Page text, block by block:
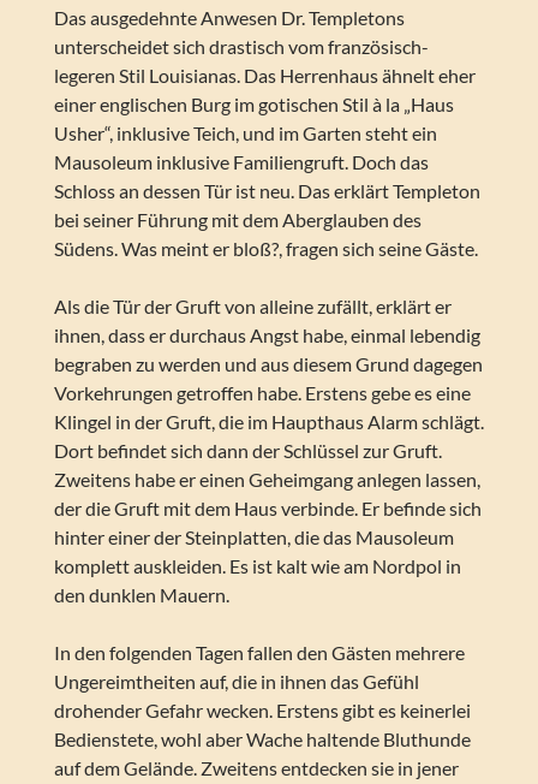
Das ausgedehnte Anwesen Dr. Templetons
unterscheidet sich drastisch vom französisch-
legeren Stil Louisianas. Das Herrenhaus ähnelt eher
einer englischen Burg im gotischen Stil à la „Haus
Usher“, inklusive Teich, und im Garten steht ein
Mausoleum inklusive Familiengruft. Doch das
Schloss an dessen Tür ist neu. Das erklärt Templeton
bei seiner Führung mit dem Aberglauben des
Südens. Was meint er bloß?, fragen sich seine Gäste.
Als die Tür der Gruft von alleine zufällt, erklärt er
ihnen, dass er durchaus Angst habe, einmal lebendig
begraben zu werden und aus diesem Grund dagegen
Vorkehrungen getroffen habe. Erstens gebe es eine
Klingel in der Gruft, die im Haupthaus Alarm schlägt.
Dort befindet sich dann der Schlüssel zur Gruft.
Zweitens habe er einen Geheimgang anlegen lassen,
der die Gruft mit dem Haus verbinde. Er befinde sich
hinter einer der Steinplatten, die das Mausoleum
komplett auskleiden. Es ist kalt wie am Nordpol in
den dunklen Mauern.
In den folgenden Tagen fallen den Gästen mehrere
Ungereimtheiten auf, die in ihnen das Gefühl
drohender Gefahr wecken. Erstens gibt es keinerlei
Bedienstete, wohl aber Wache haltende Bluthunde
auf dem Gelände. Zweitens entdecken sie in jener